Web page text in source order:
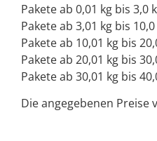
Pakete ab 0,01 kg bis 3,0
Pakete ab 3,01 kg bis
Pakete ab 10,01 kg bis
Pakete ab 20,01 kg bis
Pakete ab 30,01 kg bis
Die angegebenen Preise